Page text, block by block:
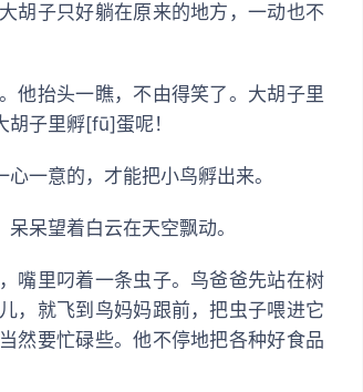
胡子只好躺在原来的地方，一动也不
他抬头一瞧，不由得笑了。大胡子里
子里孵[fū]蛋呢！
一意的，才能把小鸟孵出来。
呆望着白云在天空飘动。
嘴里叼着一条虫子。鸟爸爸先站在树
，就飞到鸟妈妈跟前，把虫子喂进它
然要忙碌些。他不停地把各种好食品